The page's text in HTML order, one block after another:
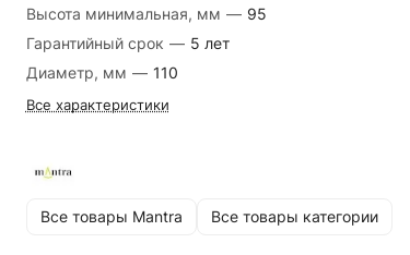
Высота минимальная, мм — 95
Гарантийный срок — 5 лет
Диаметр, мм — 110
Все характеристики
Все товары Mantra Все товары категории